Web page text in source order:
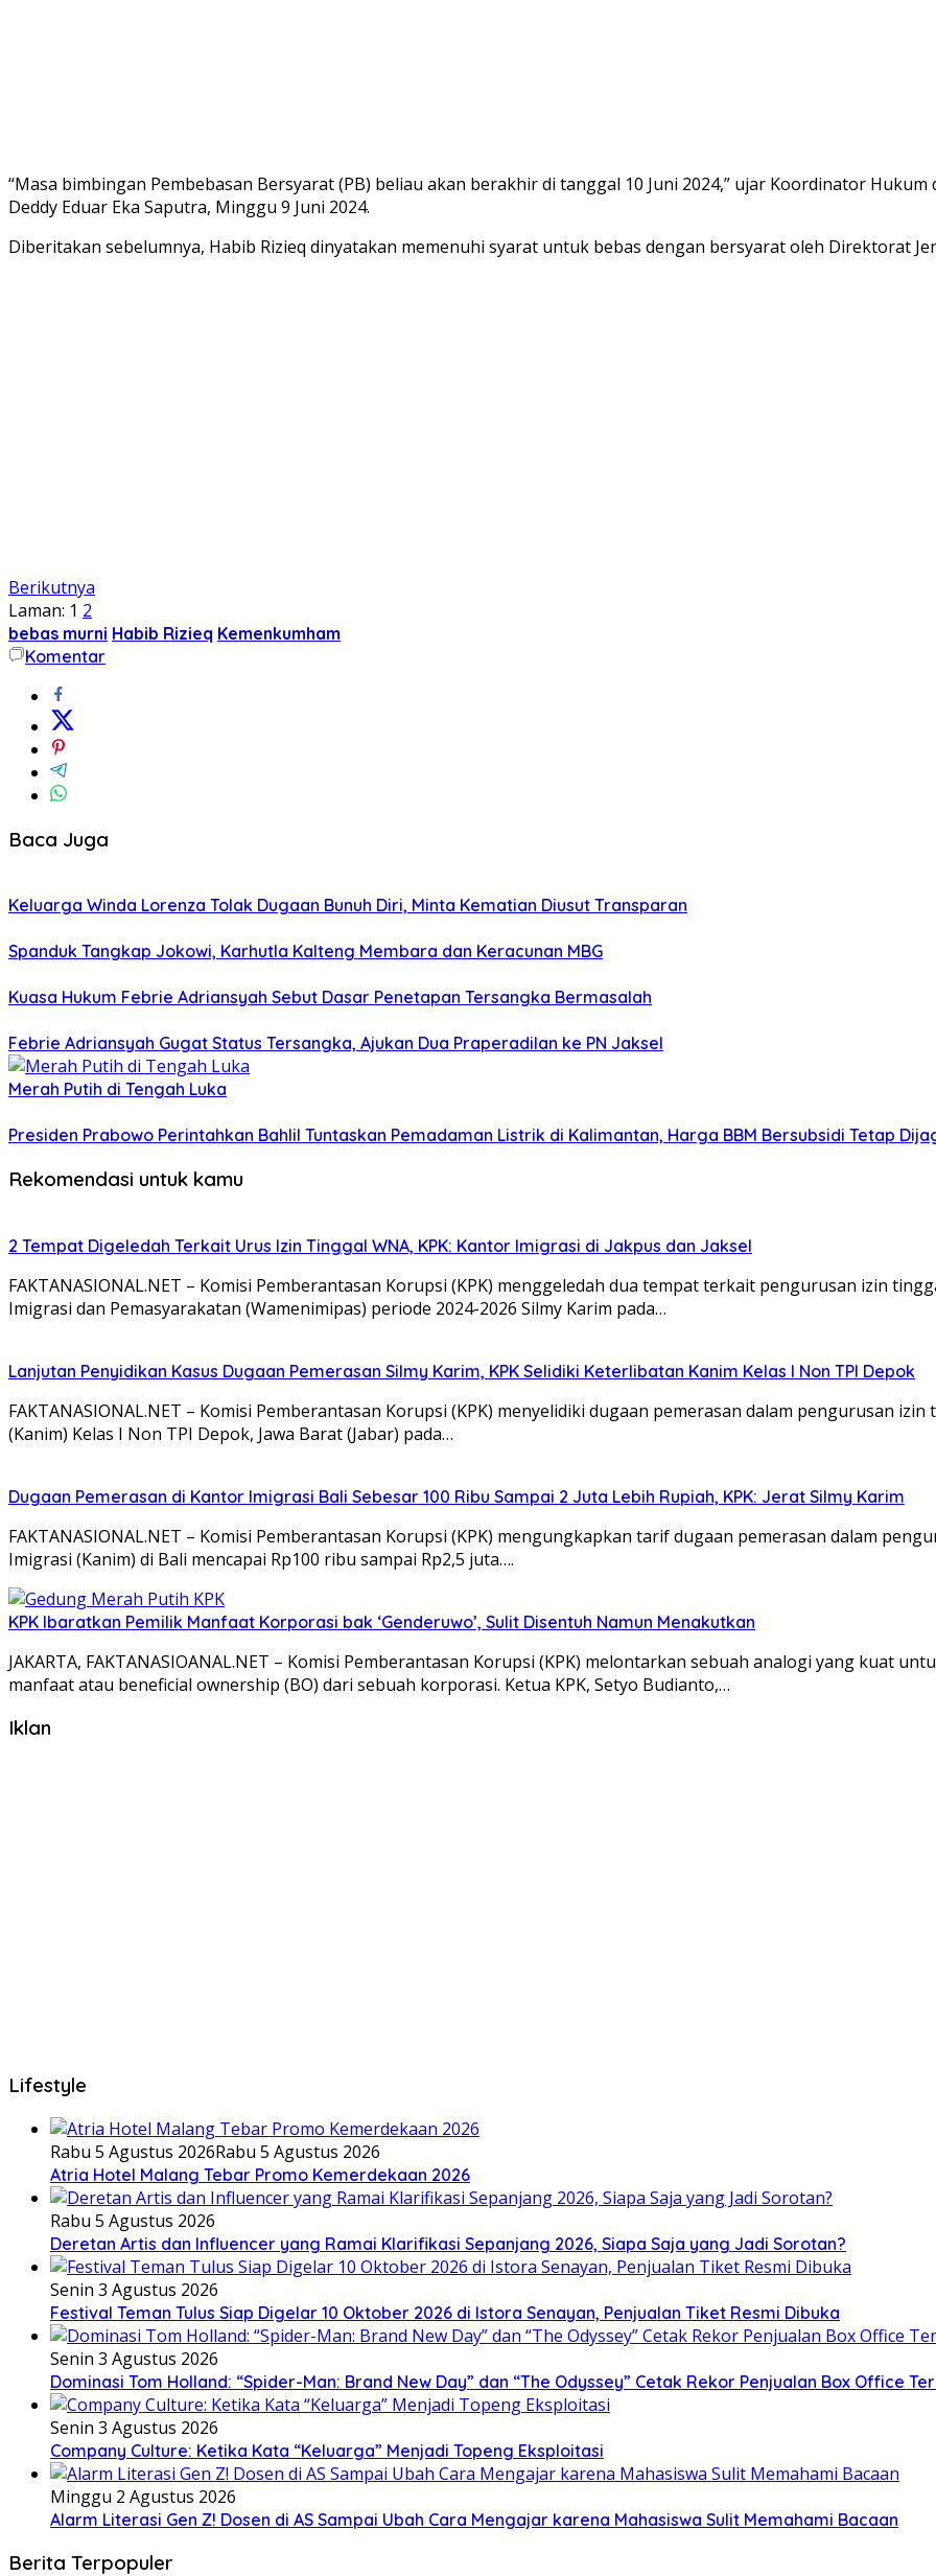
“Masa bimbingan Pembebasan Bersyarat (PB) beliau akan berakhir di tanggal 10 Juni 2024,” ujar Koordinator
Deddy Eduar Eka Saputra, Minggu 9 Juni 2024.
Diberitakan sebelumnya, Habib Rizieq dinyatakan memenuhi syarat untuk bebas dengan bersyarat oleh Direktorat
Berikutnya
Laman: 1 2
bebas murni Habib Rizieq Kemenkumham
Komentar
Baca Juga
Keluarga Winda Lorenza Tolak Dugaan Bunuh Diri, Minta Kematian Diusut Transparan
Spanduk Tangkap Jokowi, Karhutla Kalteng Membara dan Keracunan MBG
Kuasa Hukum Febrie Adriansyah Sebut Dasar Penetapan Tersangka Bermasalah
Febrie Adriansyah Gugat Status Tersangka, Ajukan Dua Praperadilan ke PN Jaksel
Merah Putih di Tengah Luka
Presiden Prabowo Perintahkan Bahlil Tuntaskan Pemadaman Listrik di Kalimantan, Harga BBM Bersubsidi Tetap
Rekomendasi untuk kamu
2 Tempat Digeledah Terkait Urus Izin Tinggal WNA, KPK: Kantor Imigrasi di Jakpus dan Jaksel
FAKTANASIONAL.NET – Komisi Pemberantasan Korupsi (KPK) menggeledah dua tempat terkait pengurusan izin
Imigrasi dan Pemasyarakatan (Wamenimipas) periode 2024-2026 Silmy Karim pada…
Lanjutan Penyidikan Kasus Dugaan Pemerasan Silmy Karim, KPK Selidiki Keterlibatan Kanim Kelas I Non TPI Depok
FAKTANASIONAL.NET – Komisi Pemberantasan Korupsi (KPK) menyelidiki dugaan pemerasan dalam pengurusan
(Kanim) Kelas I Non TPI Depok, Jawa Barat (Jabar) pada…
Dugaan Pemerasan di Kantor Imigrasi Bali Sebesar 100 Ribu Sampai 2 Juta Lebih Rupiah, KPK: Jerat Silmy Karim
FAKTANASIONAL.NET – Komisi Pemberantasan Korupsi (KPK) mengungkapkan tarif dugaan pemerasan dalam
Imigrasi (Kanim) di Bali mencapai Rp100 ribu sampai Rp2,5 juta….
KPK Ibaratkan Pemilik Manfaat Korporasi bak ‘Genderuwo’, Sulit Disentuh Namun Menakutkan
JAKARTA, FAKTANASIOANAL.NET – Komisi Pemberantasan Korupsi (KPK) melontarkan sebuah analogi yang kuat
manfaat atau beneficial ownership (BO) dari sebuah korporasi. Ketua KPK, Setyo Budianto,…
Iklan
Lifestyle
Rabu 5 Agustus 2026Rabu 5 Agustus 2026
Atria Hotel Malang Tebar Promo Kemerdekaan 2026
Rabu 5 Agustus 2026
Deretan Artis dan Influencer yang Ramai Klarifikasi Sepanjang 2026, Siapa Saja yang Jadi Sorotan?
Senin 3 Agustus 2026
Festival Teman Tulus Siap Digelar 10 Oktober 2026 di Istora Senayan, Penjualan Tiket Resmi Dibuka
Senin 3 Agustus 2026
Dominasi Tom Holland: “Spider-Man: Brand New Day” dan “The Odyssey” Cetak Rekor Penjualan Box Office
Senin 3 Agustus 2026
Company Culture: Ketika Kata “Keluarga” Menjadi Topeng Eksploitasi
Minggu 2 Agustus 2026
Alarm Literasi Gen Z! Dosen di AS Sampai Ubah Cara Mengajar karena Mahasiswa Sulit Memahami Bacaan
Berita Terpopuler